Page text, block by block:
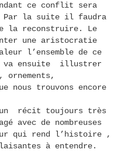
ce conflit sera
Par la suite il faudra
la reconstruire. Le
une aristocratie
l’ensemble de ce
va ensuite illustrer
nous trouvons encore
un récit toujours très
avec de nombreuses
qui rend l’histoire ,
à entendre.